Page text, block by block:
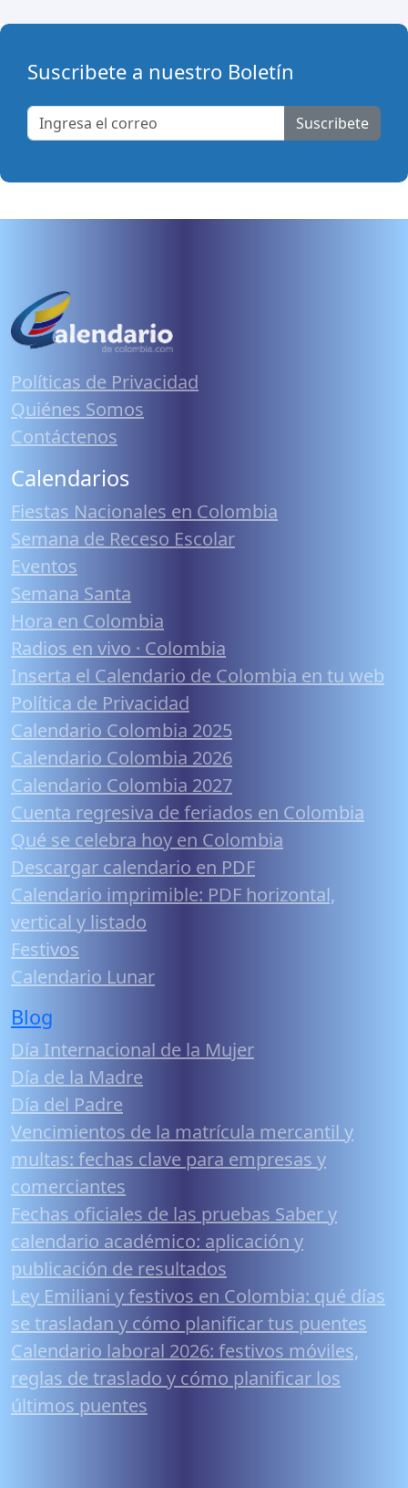
Suscribete a nuestro Boletín
Suscribete
Políticas de Privacidad
Quiénes Somos
Contáctenos
Calendarios
Fiestas Nacionales en Colombia
Semana de Receso Escolar
Eventos
Semana Santa
Hora en Colombia
Radios en vivo · Colombia
Inserta el Calendario de Colombia en tu web
Política de Privacidad
Calendario Colombia 2025
Calendario Colombia 2026
Calendario Colombia 2027
Cuenta regresiva de feriados en Colombia
Qué se celebra hoy en Colombia
Descargar calendario en PDF
Calendario imprimible: PDF horizontal,
vertical y listado
Festivos
Calendario Lunar
Blog
Día Internacional de la Mujer
Día de la Madre
Día del Padre
Vencimientos de la matrícula mercantil y
multas: fechas clave para empresas y
comerciantes
Fechas oficiales de las pruebas Saber y
calendario académico: aplicación y
publicación de resultados
Ley Emiliani y festivos en Colombia: qué días
se trasladan y cómo planificar tus puentes
Calendario laboral 2026: festivos móviles,
reglas de traslado y cómo planificar los
últimos puentes